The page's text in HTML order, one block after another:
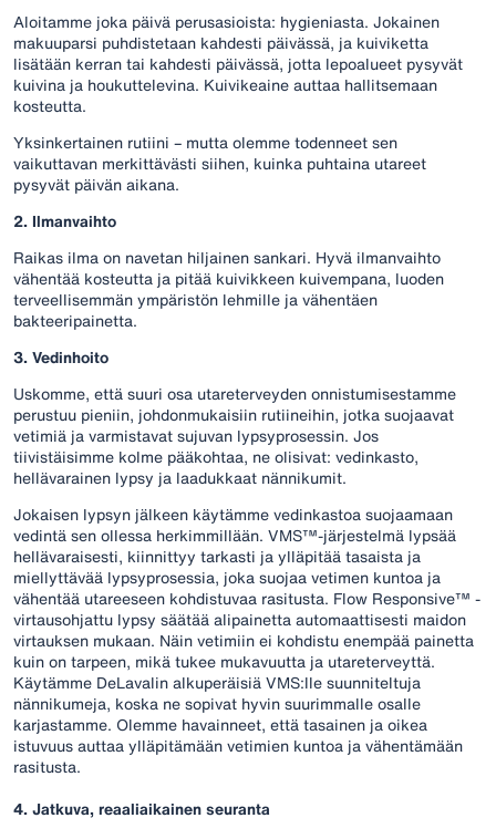
Aloitamme joka päivä perusasioista: hygieniasta. Jokainen
makuuparsi puhdistetaan kahdesti päivässä, ja kuiviketta
lisätään kerran tai kahdesti päivässä, jotta lepoalueet pysyvät
kuivina ja houkuttelevina. Kuivikeaine auttaa hallitsemaan
kosteutta.
Yksinkertainen rutiini – mutta olemme todenneet sen
vaikuttavan merkittävästi siihen, kuinka puhtaina utareet
pysyvät päivän aikana.
2. Ilmanvaihto
Raikas ilma on navetan hiljainen sankari. Hyvä ilmanvaihto
vähentää kosteutta ja pitää kuivikkeen kuivempana, luoden
terveellisemmän ympäristön lehmille ja vähentäen
bakteeripainetta.
3. Vedinhoito
Uskomme, että suuri osa utareterveyden onnistumisestamme
perustuu pieniin, johdonmukaisiin rutiineihin, jotka suojaavat
vetimiä ja varmistavat sujuvan lypsyprosessin. Jos
tiivistäisimme kolme pääkohtaa, ne olisivat: vedinkasto,
hellävarainen lypsy ja laadukkaat nännikumit.
Jokaisen lypsyn jälkeen käytämme vedinkastoa suojaamaan
vedintä sen ollessa herkimmillään. VMS™-järjestelmä lypsää
hellävaraisesti, kiinnittyy tarkasti ja ylläpitää tasaista ja
miellyttävää lypsyprosessia, joka suojaa vetimen kuntoa ja
vähentää utareeseen kohdistuvaa rasitusta. Flow Responsive™ -
virtausohjattu lypsy säätää alipainetta automaattisesti maidon
virtauksen mukaan. Näin vetimiin ei kohdistu enempää painetta
kuin on tarpeen, mikä tukee mukavuutta ja utareterveyttä.
Käytämme DeLavalin alkuperäisiä VMS:lle suunniteltuja
nännikumeja, koska ne sopivat hyvin suurimmalle osalle
karjastamme. Olemme havainneet, että tasainen ja oikea
istuvuus auttaa ylläpitämään vetimien kuntoa ja vähentämään
rasitusta.
4. Jatkuva, reaaliaikainen seuranta